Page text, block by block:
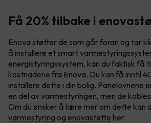
Få 20% tilbake i
Enova støtter de som går foran og tar
å installere et smart
energistyringssystem, kan du faktisk få
kostnadene fra Enova. Du kan få inntil
installere dette i din bolig. Panelovnene
en del av varmestyringen, men de
Om du ønsker å lære mer om dette kan
varmestyring og enovastøtte her.